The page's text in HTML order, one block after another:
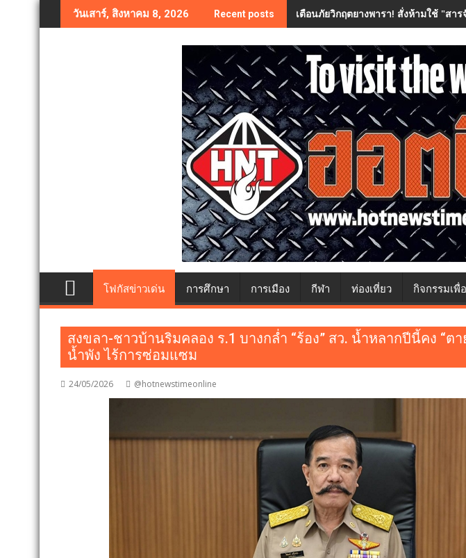
to
วันเสาร์, สิงหาคม 8, 2026 Recent posts เตือนภัยวิกฤตยางพารา! สั่งห้ามใช้ "สา
โฟกัสข่าวเด่น การศึกษา การเมือง กีฬา ท่องเที่ยว กิจกรรมเพื่
สงขลา-ชาวบ้านริมคลอง ร.1 บางกล่ำ “ร้อง” สว. น้ำหลากปีนี้คง “ต
น้ำพัง ไร้การซ่อมแซม
24/05/2026 @hotnewstimeonline